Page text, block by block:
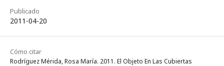
Publicado
2011-04-20
Cómo citar
Rodríguez Mérida, Rosa María. 2011. El Objeto En Las Cubiertas